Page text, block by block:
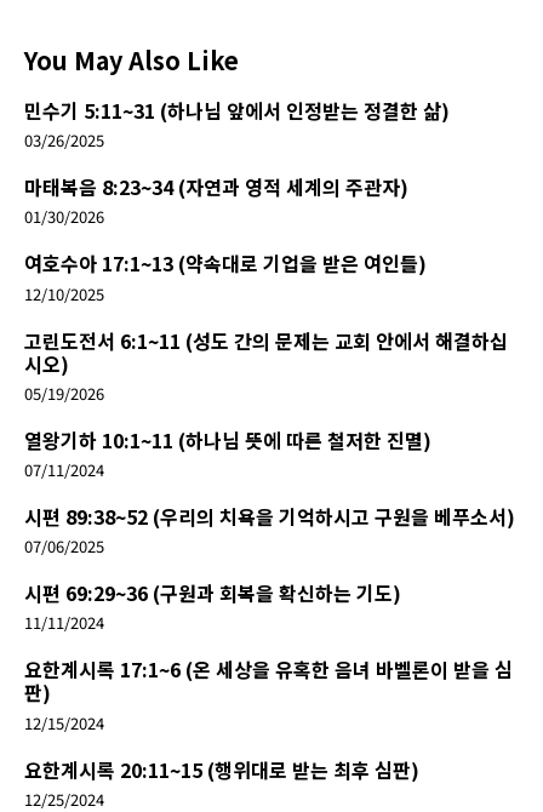
You May Also Like
민수기 5:11~31 (하나님 앞에서 인정받는 정결한 삶)
03/26/2025
마태복음 8:23~34 (자연과 영적 세계의 주관자)
01/30/2026
여호수아 17:1~13 (약속대로 기업을 받은 여인들)
12/10/2025
고린도전서 6:1~11 (성도 간의 문제는 교회 안에서 해결하십
시오)
05/19/2026
열왕기하 10:1~11 (하나님 뜻에 따른 철저한 진멸)
07/11/2024
시편 89:38~52 (우리의 치욕을 기억하시고 구원을 베푸소서)
07/06/2025
시편 69:29~36 (구원과 회복을 확신하는 기도)
11/11/2024
요한계시록 17:1~6 (온 세상을 유혹한 음녀 바벨론이 받을 심
판)
12/15/2024
요한계시록 20:11~15 (행위대로 받는 최후 심판)
12/25/2024